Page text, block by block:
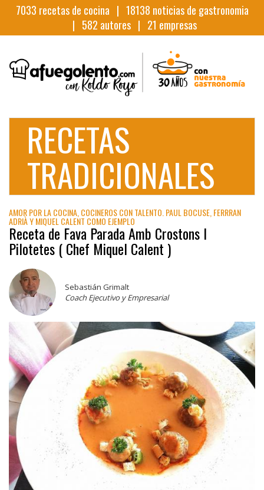
7033 recetas de cocina | 18138 noticias de gastronomia
| 582 autores | 21 empresas
RECETAS
TRADICIONALES
AMOR POR LA COCINA, COCINEROS CON TALENTO. PAUL BOCUSE, FERRRAN
ADRIÀ Y MIQUEL CALENT COMO EJEMPLO
Receta de Fava Parada Amb Crostons I
Pilotetes ( Chef Miquel Calent )
Sebastián Grimalt
Coach Ejecutivo y Empresarial